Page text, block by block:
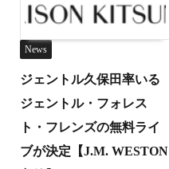
News
ジェントル久保田率いる
ジェントル・フォレス
ト・フレンズの無料ライ
ブが決定【J.M. WESTON